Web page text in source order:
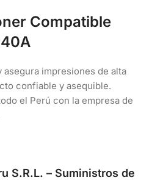
Compatible
asegura impresiones de alta
confiable y asequible.
el Perú con la empresa de
S.R.L. – Suministros de